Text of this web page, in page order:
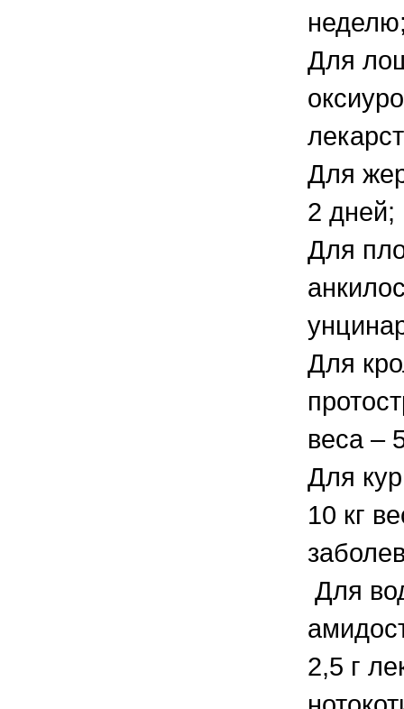
Для
Для
2 дней;
Для
Для
веса –
Для
10 кг
Для
2,5 г